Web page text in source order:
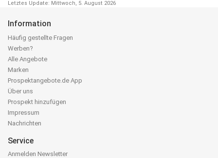
Letztes Update: Mittwoch, 5. August 2026
Information
Häufig gestellte Fragen
Werben?
Alle Angebote
Marken
Prospektangebote.de App
Über uns
Prospekt hinzufügen
Impressum
Nachrichten
Service
Anmelden Newsletter